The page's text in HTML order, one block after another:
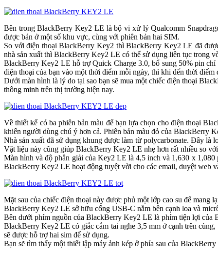
Bên trong BlackBerry Key2 LE là bộ vi xử lý Qualcomm
được bán ở một số khu vực, cùng với phiên bản hai SIM.
So với điện thoại BlackBerry Key2 thì BlackBerry Key2 LE đã
nhà sản xuất thì BlackBerry Key2 LE có thể sử dụng liên tục trong
BlackBerry Key2 LE hỗ trợ Quick Charge 3.0, bổ sung 50% pin
điện thoại của bạn vào một thời điểm mỗi ngày, thì khi đến thời
Dưới màn hình là lý do tại sao bạn sẽ mua một chiếc điện thoại
thông minh trên thị trường hiện nay.
Về thiết kế có ba phiên bản màu để bạn lựa chọn cho điện thoại
khiến người dùng chú ý hơn cả. Phiên bản màu đỏ của BlackBerry
Nhà sản xuất đã sử dụng khung được làm từ polycarbonate. Đây là
Vật liệu này cũng giúp BlackBerry Key2 LE nhẹ hơn rất nhiều so
Màn hình và độ phân giải của Key2 LE là 4,5 inch và 1,630 x
BlackBerry Key2 LE hoạt động tuyệt vời cho các email, duyệt web
Mặt sau của chiếc điện thoại này được phủ một lớp cao su để
BlackBerry Key2 LE sở hữu cổng USB-C nằm bên cạnh loa và
Bên dưới phím nguồn của BlackBerry Key2 LE là phím tiện lợi của
BlackBerry Key2 LE có giắc cắm tai nghe 3,5 mm ở cạnh trên
sẽ được hỗ trợ hai sim để sử dụng.
Bạn sẽ tìm thấy một thiết lập máy ảnh kép ở phía sau của